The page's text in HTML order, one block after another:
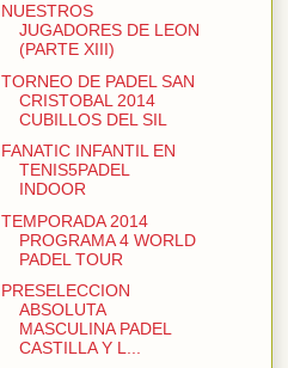
NUESTROS
JUGADORES DE LEON
(PARTE XIII)
TORNEO DE PADEL SAN
CRISTOBAL 2014
CUBILLOS DEL SIL
FANATIC INFANTIL EN
TENIS5PADEL
INDOOR
TEMPORADA 2014
PROGRAMA 4 WORLD
PADEL TOUR
PRESELECCION
ABSOLUTA
MASCULINA PADEL
CASTILLA Y L...